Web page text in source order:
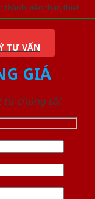
thành viên thân thiết
TƯ VẤN
GIÁ
từ chúng tôi